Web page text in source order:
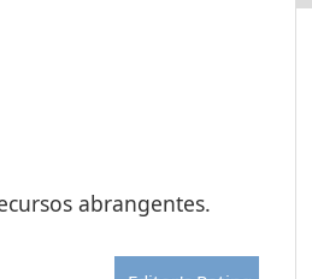
abrangentes.